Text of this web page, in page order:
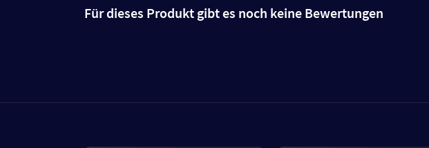
Für dieses Produkt gibt es noch keine Bewertungen